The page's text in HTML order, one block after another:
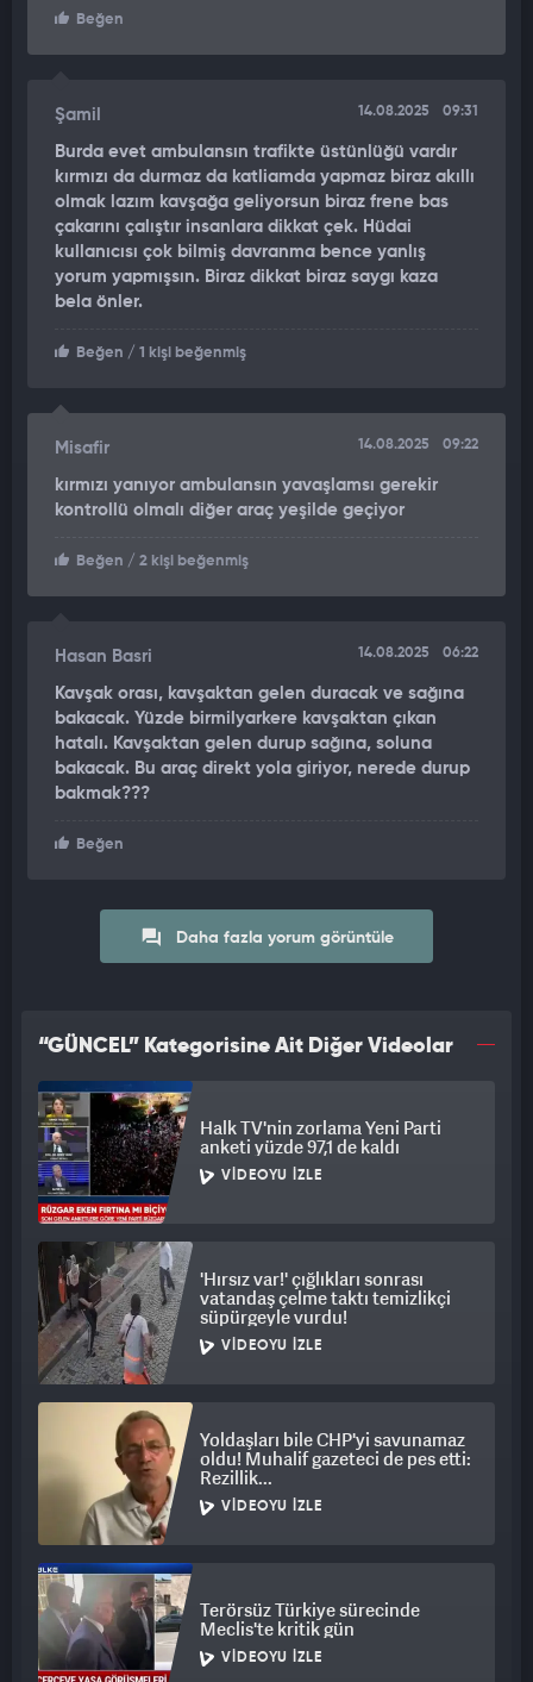
Beğen
Şamil 14.08.2025 09:31
Burda evet ambulansın trafikte üstünlüğü vardır
kırmızı da durmaz da katliamda yapmaz biraz akıllı
olmak lazım kavşağa geliyorsun biraz frene bas
çakarını çalıştır insanlara dikkat çek. Hüdai
kullanıcısı çok bilmiş davranma bence yanlış
yorum yapmışsın. Biraz dikkat biraz saygı kaza
bela önler.
Beğen / 1 kişi beğenmiş
Misafir 14.08.2025 09:22
kırmızı yanıyor ambulansın yavaşlamsı gerekir
kontrollü olmalı diğer araç yeşilde geçiyor
Beğen / 2 kişi beğenmiş
Hasan Basri 14.08.2025 06:22
Kavşak orası, kavşaktan gelen duracak ve sağına
bakacak. Yüzde birmilyarkere kavşaktan çıkan
hatalı. Kavşaktan gelen durup sağına, soluna
bakacak. Bu araç direkt yola giriyor, nerede durup
bakmak???
Beğen
Daha fazla yorum görüntüle
“GÜNCEL” Kategorisine Ait Diğer Videolar
Halk TV'nin zorlama Yeni Parti
anketi yüzde 97,1 de kaldı
VIDEOYU İZLE
'Hırsız var!' çığlıkları sonrası
vatandaş çelme taktı temizlikçi
süpürgeyle vurdu!
VIDEOYU İZLE
Yoldaşları bile CHP'yi savunamaz
oldu! Muhalif gazeteci de pes etti:
Rezillik...
VIDEOYU İZLE
Terörsüz Türkiye sürecinde
Meclis'te kritik gün
VIDEOYU İZLE